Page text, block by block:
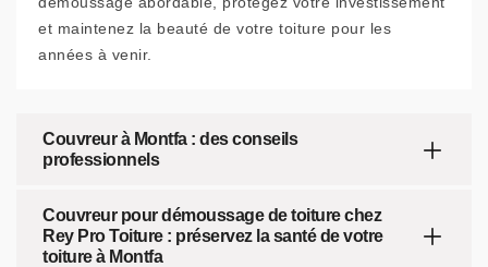
et maintenez la beauté de votre toiture pour les
années à venir.
Couvreur à Montfa : des conseils
professionnels
Couvreur pour démoussage de toiture chez
Rey Pro Toiture : préservez la santé de votre
toiture à Montfa